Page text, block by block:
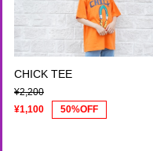
CHICK TEE
¥2,200
¥1,100
50%OFF